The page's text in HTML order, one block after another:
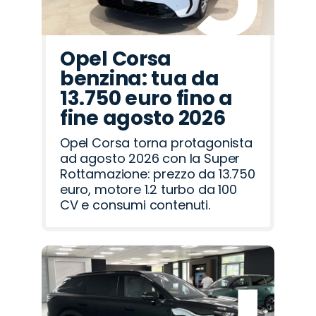
Opel Corsa
benzina: tua da
13.750 euro fino a
fine agosto 2026
Opel Corsa torna protagonista
ad agosto 2026 con la Super
Rottamazione: prezzo da 13.750
euro, motore 1.2 turbo da 100
CV e consumi contenuti.